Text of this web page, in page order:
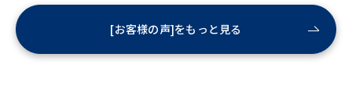
[お客様の声]をもっと見る